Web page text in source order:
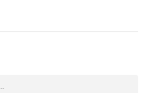
…